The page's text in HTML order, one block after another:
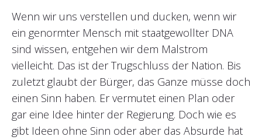
Wenn wir uns verstellen und ducken, wenn wir
ein genormter Mensch mit staatgewollter DNA
sind wissen, entgehen wir dem Malstrom
vielleicht. Das ist der Trugschluss der Nation. Bis
zuletzt glaubt der Bürger, das Ganze müsse doch
einen Sinn haben. Er vermutet einen Plan oder
gar eine Idee hinter der Regierung. Doch wie es
gibt Ideen ohne Sinn oder aber das Absurde hat